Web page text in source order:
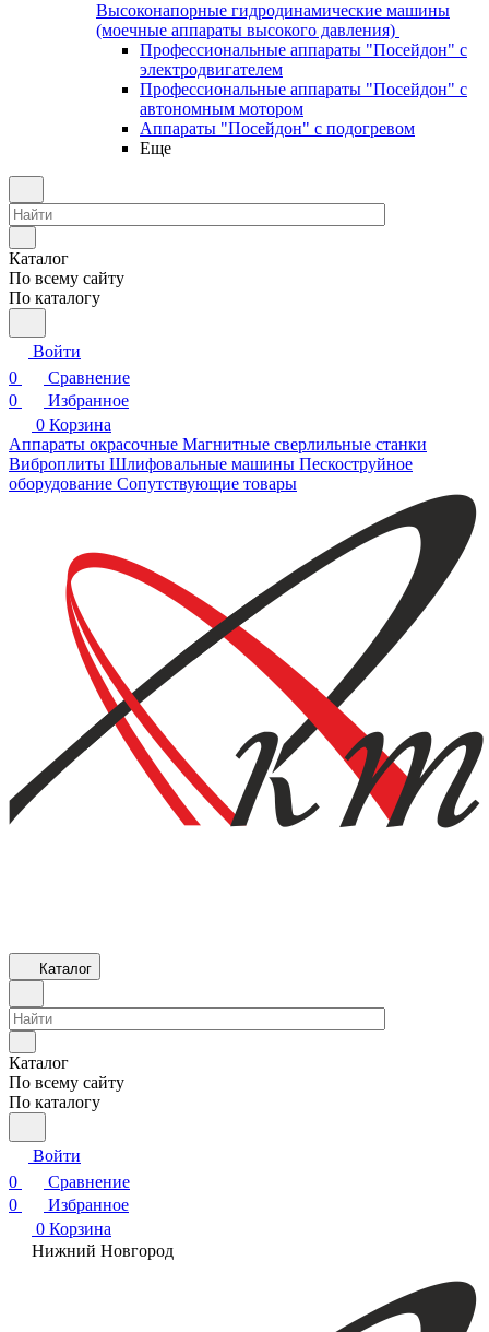
Высоконапорные гидродинамические машины
(моечные аппараты высокого давления)
Профессиональные аппараты "Посейдон" с
электродвигателем
Профессиональные аппараты "Посейдон" с
автономным мотором
Аппараты "Посейдон" с подогревом
Еще
Каталог
По всему сайту
По каталогу
Войти
0
Сравнение
0
Избранное
0 Корзина
Аппараты окрасочные Магнитные сверлильные станки
Виброплиты Шлифовальные машины Пескоструйное
оборудование Сопутствующие товары
Каталог
Каталог
По всему сайту
По каталогу
Войти
0
Сравнение
0
Избранное
0 Корзина
Нижний Новгород